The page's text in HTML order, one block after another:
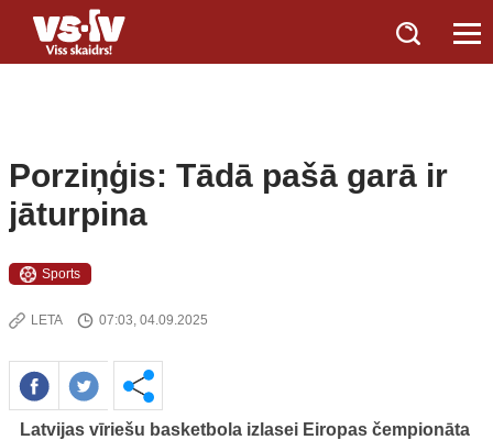
Porziņģis: Tādā pašā garā ir
jāturpina
Sports
LETA 07:03, 04.09.2025
Latvijas vīriešu basketbola izlasei Eiropas čempionāta